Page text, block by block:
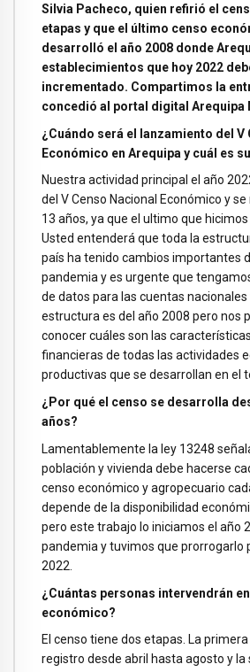
Silvia Pacheco, quien refirió el
etapas y que el último censo
desarrolló el año 2008 donde
establecimientos que hoy 2022
incrementado. Compartimos la
concedió al portal digital Arequipa
¿Cuándo será el lanzamiento del V
Económico en Arequipa y cuál es
Nuestra actividad principal el año
del V Censo Nacional Económico y
13 años, ya que el ultimo que
Usted entenderá que toda la
país ha tenido cambios importantes
pandemia y es urgente que
de datos para las cuentas nacionales
estructura es del año 2008 pero nos
conocer cuáles son las
financieras de todas las actividades
productivas que se desarrollan en el
¿Por qué el censo se desarrolla
años?
Lamentablemente la ley 13248
población y vivienda debe hacerse
censo económico y agropecuario
depende de la disponibilidad
pero este trabajo lo iniciamos el año
pandemia y tuvimos que prorrogarlo
2022.
¿Cuántas personas intervendrán
económico?
El censo tiene dos etapas. La primera
registro desde abril hasta agosto y la